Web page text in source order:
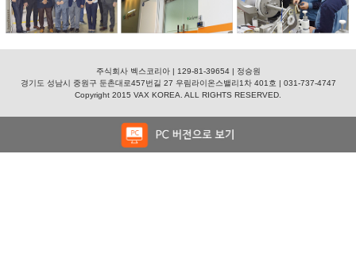
주식회사 벡스코리아 | 129-81-39654 | 정승원
경기도 성남시 중원구 둔촌대로457번길 27 우림라이온스밸리1차 401호 | 031-737-4747
Copyright 2015 VAX KOREA. ALL RIGHTS RESERVED.